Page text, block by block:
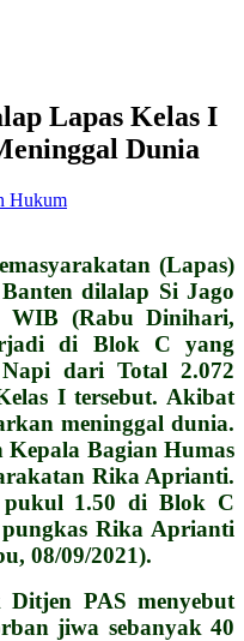
Lapas Kelas I
Dunia
Hukum
(Lapas)
dilalap Si Jago
WIB (Rabu Dinihari,
di Blok C yang
dari Total 2.072
I tersebut. Akibat
meninggal dunia.
Bagian Humas
Rika Aprianti.
1.50 di Blok C
Rika Aprianti
08/09/2021).
PAS menyebut
jiwa sebanyak 40